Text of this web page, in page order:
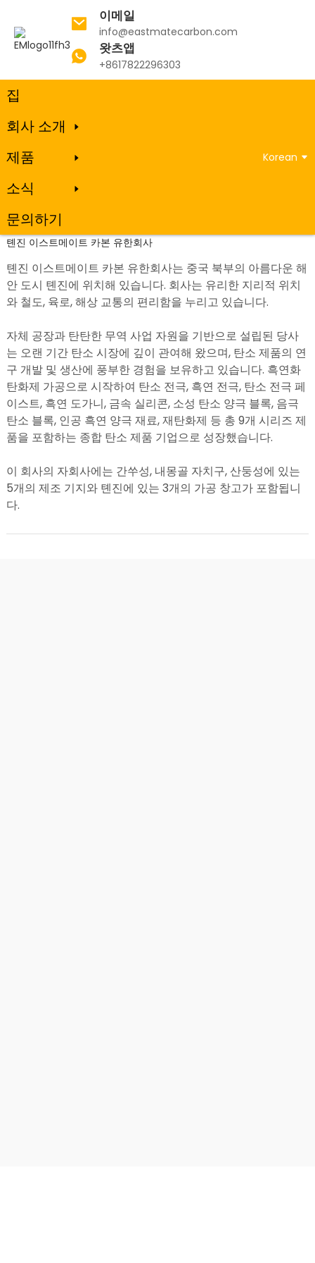
이메일
info@eastmatecarbon.com
왓츠앱
+8617822296303
집
회사 소개
제품
소식
문의하기
Korean
회사 프로필
톈진 이스트메이트 카본 유한회사
톈진 이스트메이트 카본 유한회사는 중국 북부의 아름다운 해
안 도시 톈진에 위치해 있습니다. 회사는 유리한 지리적 위치
와 철도, 육로, 해상 교통의 편리함을 누리고 있습니다.
자체 공장과 탄탄한 무역 사업 자원을 기반으로 설립된 당사
는 오랜 기간 탄소 시장에 깊이 관여해 왔으며, 탄소 제품의 연
구 개발 및 생산에 풍부한 경험을 보유하고 있습니다. 흑연화
탄화제 가공으로 시작하여 탄소 전극, 흑연 전극, 탄소 전극 페
이스트, 흑연 도가니, 금속 실리콘, 소성 탄소 양극 블록, 음극
탄소 블록, 인공 흑연 양극 재료, 재탄화제 등 총 9개 시리즈 제
품을 포함하는 종합 탄소 제품 기업으로 성장했습니다.
이 회사의 자회사에는 간쑤성, 내몽골 자치구, 산둥성에 있는
5개의 제조 기지와 톈진에 있는 3개의 가공 창고가 포함됩니
다.